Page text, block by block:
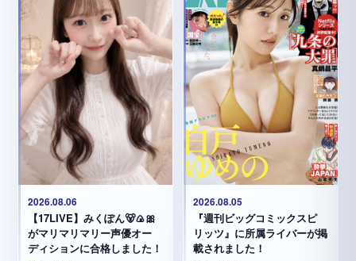
2026.08.06
【17LIVE】みくぽん🐻🍙🎀
がマリマリマリー声優オー
ディションに合格しました！
2026.08.05
『週刊ビッグコミックスピ
リッツ』に所属ライバーが掲
載されました！